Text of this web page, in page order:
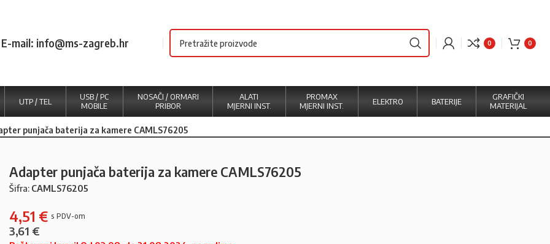
E-mail: info@ms-zagreb.hr 0 0
UTP / TEL
USB / PC
MOBILE
NOSAČI / ORMARI
PRIBOR
ALATI
MJERNI INST.
PROMAX
MJERNI INST.
ELEKTRO BATERIJE
GRAFIČKI
MATERIJAL
punjača baterija za kamere CAMLS76205
Adapter punjača baterija za kamere CAMLS76205
Šifra: CAMLS76205
4,51 €
3,61 €